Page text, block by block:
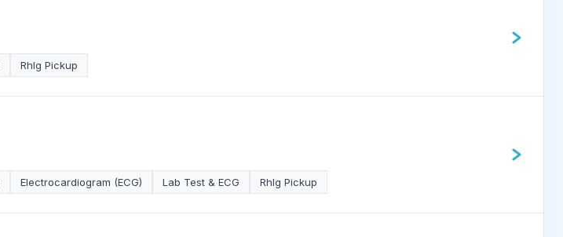
RhIg Pickup
Electrocardiogram (ECG) Lab Test & ECG RhIg Pickup